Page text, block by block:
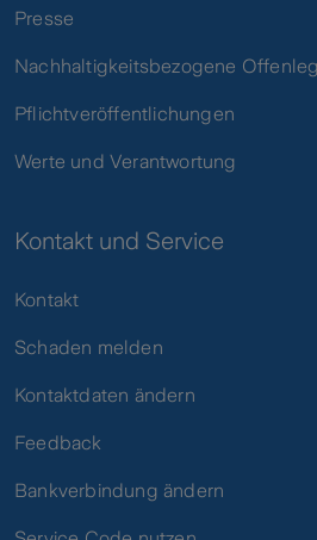
Presse
Nachhaltigkeitsbezogene
Pflichtveröffentlichungen
Werte und Verantwortung
Kontakt und Service
Kontakt
Schaden melden
Kontaktdaten ändern
Feedback
Bankverbindung ändern